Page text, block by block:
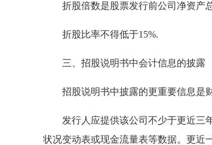
折股倍数是股票发行前公司净资产
折股比率不得低于15%.
三、招股说明书中会计信息的披露
招股说明书中披露的更重要信息是财
发行人应提供该公司不少于更近三年
状况变动表或现金流量表等数据。更近